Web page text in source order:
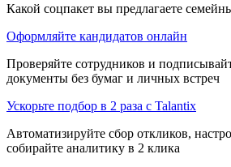
Какой соцпакет вы предлагаете
Оформляйте кандидатов онлайн
Проверяйте сотрудников и
документы без бумаг и личных встреч
Ускорьте подбор в 2 раза с Talantix
Автоматизируйте сбор откликов,
собирайте аналитику в 2 клика